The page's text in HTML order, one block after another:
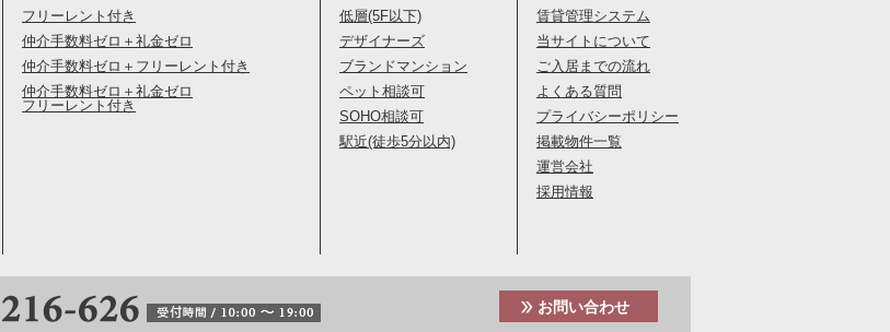
フリーレント付き
仲介手数料ゼロ＋礼金ゼロ
仲介手数料ゼロ＋フリーレント付き
仲介手数料ゼロ＋礼金ゼロ
フリーレント付き
低層(5F以下)
デザイナーズ
ブランドマンション
ペット相談可
SOHO相談可
駅近(徒歩5分以内)
賃貸管理システム
当サイトについて
ご入居までの流れ
よくある質問
プライバシーポリシー
掲載物件一覧
運営会社
採用情報
お問い合わせ